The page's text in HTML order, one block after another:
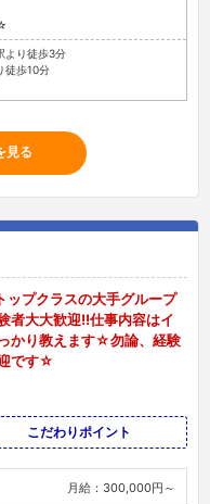
より徒歩3分
徒歩10分
見る
プクラスの大手グループ
大大歓迎!!仕事内容はイ
かり教えます☆勿論、経験
です☆
こだわりポイント
月給：300,000円～